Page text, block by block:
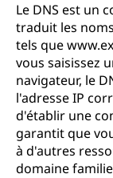
Le DNS est un
traduit les
tels que
vous saisissez
navigateur, le
l'adresse IP
d'établir une
garantit que
à d'autres
domaine